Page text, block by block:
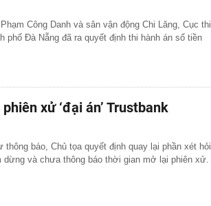
Công Danh và sân vận động Chi Lăng, Cục thi
phố Đà Nẵng đã ra quyết định thi hành án số tiền
xử ‘đại án’ Trustbank
thông báo, Chủ tọa quyết định quay lại phần xét hỏi
dừng và chưa thông báo thời gian mở lại phiên xử.